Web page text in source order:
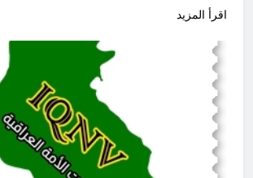
اقرأ المزيد